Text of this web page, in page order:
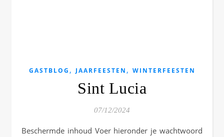
GASTBLOG , JAARFEESTEN , WINTERFEESTEN
Sint Lucia
07/12/2024
Beschermde inhoud Voer hieronder je wachtwoord